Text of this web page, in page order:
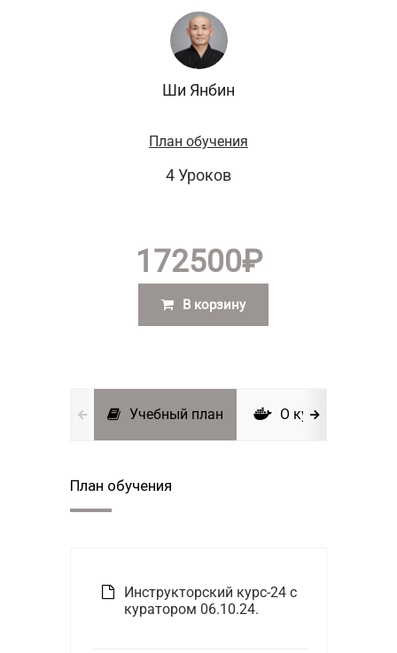
Ши Янбин
План обучения
4 Уроков
172500₽
В корзину
Учебный план О курсе
План обучения
Инструкторский курс-24 с
куратором 06.10.24.